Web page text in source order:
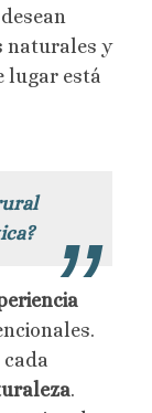
naturales y
lugar está
.